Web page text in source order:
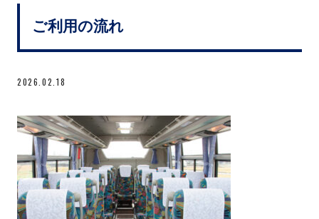
ご利用の流れ
2026.02.18